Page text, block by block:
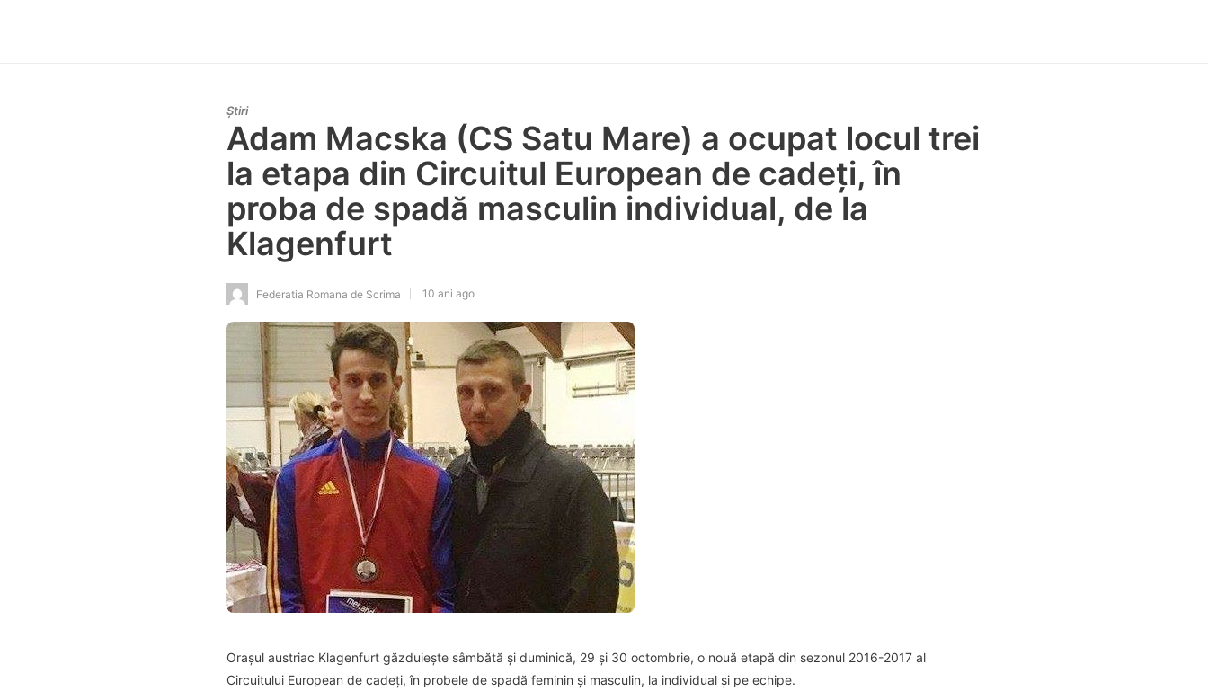
Știri
Adam Macska (CS Satu Mare) a ocupat locul trei
la etapa din Circuitul European de cadeți, în
proba de spadă masculin individual, de la
Klagenfurt
Federatia Romana de Scrima 10 ani ago
Orașul austriac Klagenfurt găzduiește sâmbătă și duminică, 29 și 30 octombrie, o nouă etapă din sezonul 2016-2017 al
Circuitului European de cadeți, în probele de spadă feminin și masculin, la individual și pe echipe.